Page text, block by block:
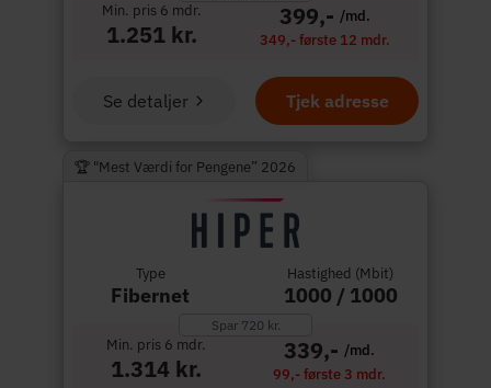
Min. pris 6 mdr.
1.251 kr.
399,- /md.
349,- første 12 mdr.
Tjek adresse
Se detaljer
🏆 "Mest Værdi for Pengene” 2026
Type
Fibernet
Hastighed (Mbit)
1000 / 1000
Spar 720 kr.
Min. pris 6 mdr.
1.314 kr.
339,- /md.
99,- første 3 mdr.